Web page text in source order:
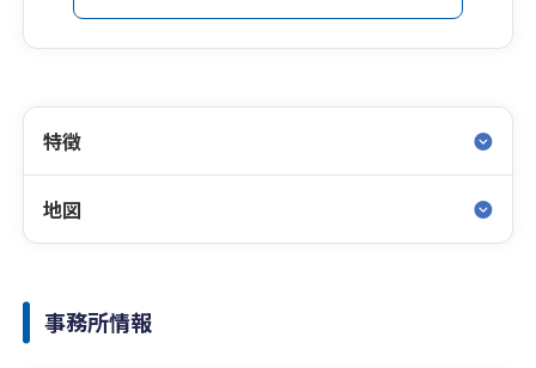
特徴
地図
事務所情報